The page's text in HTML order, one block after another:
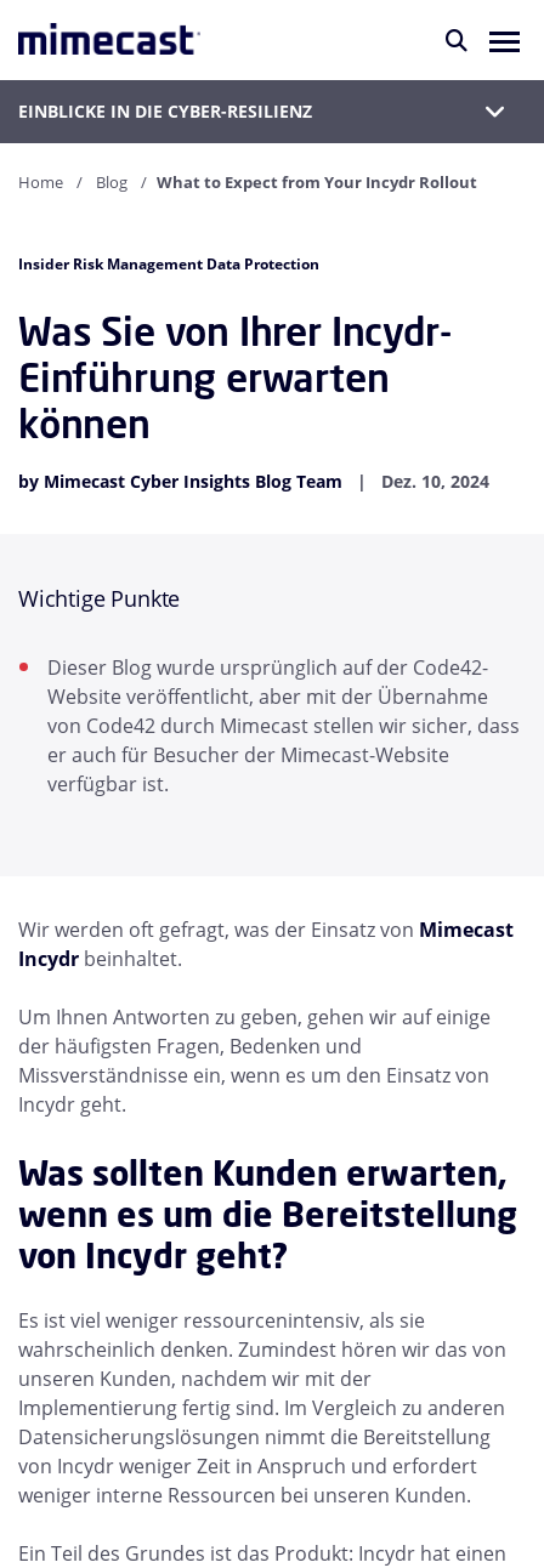
EINBLICKE IN DIE CYBER-RESILIENZ
Home Blog What to Expect from Your Incydr Rollout
Insider Risk Management Data Protection
Was Sie von Ihrer Incydr-
Einführung erwarten
können
by Mimecast Cyber Insights Blog Team Dez. 10, 2024
Wichtige Punkte
Dieser Blog wurde ursprünglich auf der Code42-
Website veröffentlicht, aber mit der Übernahme
von Code42 durch Mimecast stellen wir sicher, dass
er auch für Besucher der Mimecast-Website
verfügbar ist.
Wir werden oft gefragt, was der Einsatz von Mimecast
Incydr beinhaltet.
Um Ihnen Antworten zu geben, gehen wir auf einige
der häufigsten Fragen, Bedenken und
Missverständnisse ein, wenn es um den Einsatz von
Incydr geht.
Was sollten Kunden erwarten,
wenn es um die Bereitstellung
von Incydr geht?
Es ist viel weniger ressourcenintensiv, als sie
wahrscheinlich denken. Zumindest hören wir das von
unseren Kunden, nachdem wir mit der
Implementierung fertig sind. Im Vergleich zu anderen
Datensicherungslösungen nimmt die Bereitstellung
von Incydr weniger Zeit in Anspruch und erfordert
weniger interne Ressourcen bei unseren Kunden.
Ein Teil des Grundes ist das Produkt: Incydr hat einen